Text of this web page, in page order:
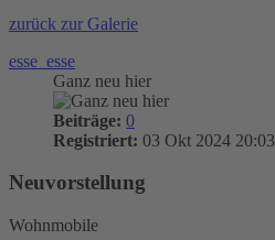
zurück zur Galerie
esse_esse
Ganz neu hier
Beiträge: 0
Registriert: 03 Okt 2024 20:03
Neuvorstellung
Wohnmobile